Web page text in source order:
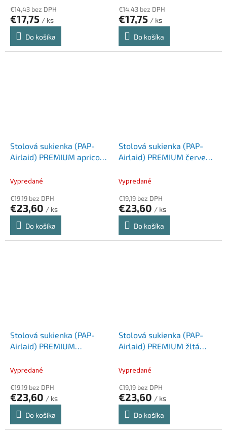
€14,43 bez DPH
€17,75 / ks
Do košíka
€14,43 bez DPH
€17,75 / ks
Do košíka
Stolová sukienka (PAP-
Airlaid) PREMIUM apricot
Vypredané
€19,19 bez DPH
€23,60 / ks
Do košíka
Stolová sukienka (PAP-
Airlaid) PREMIUM červená
Vypredané
€19,19 bez DPH
€23,60 / ks
Do košíka
Stolová sukienka (PAP-
Airlaid) PREMIUM
ks]
Vypredané
€19,19 bez DPH
€23,60 / ks
Do košíka
Stolová sukienka (PAP-
Airlaid) PREMIUM žltá
Vypredané
€19,19 bez DPH
€23,60 / ks
Do košíka